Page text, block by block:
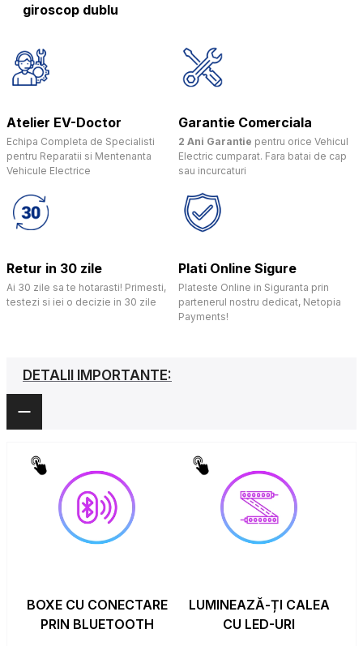
giroscop dublu
Atelier EV-Doctor
Echipa Completa de Specialisti
pentru Reparatii si Mentenanta
Vehicule Electrice
Garantie Comerciala
2 Ani Garantie pentru orice Vehicul
Electric cumparat. Fara batai de cap
sau incurcaturi
Retur in 30 zile
Ai 30 zile sa te hotarasti! Primesti,
testezi si iei o decizie in 30 zile
Plati Online Sigure
Plateste Online in Siguranta prin
partenerul nostru dedicat, Netopia
Payments!
DETALII IMPORTANTE:
BOXE CU CONECTARE
PRIN BLUETOOTH
LUMINEAZĂ-ȚI CALEA
CU LED-URI